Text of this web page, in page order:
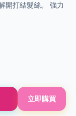
開打結髮絲。 強力
立即購買